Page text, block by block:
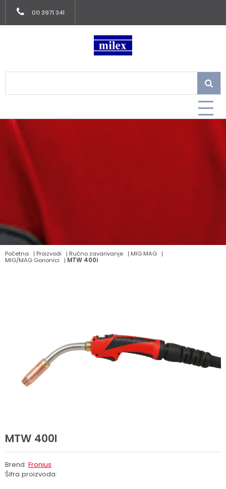
011 3971 341
Početna Proizvodi Ručno zavarivanje
MIG MAG
MIG/MAG Gorionici
MTW 400i
MTW 400I
Brend: Fronius
Šifra proizvoda: